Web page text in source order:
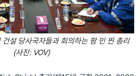
설 당사국자들과 회의하는 팜 민 찐 총리
(사진: VOV)